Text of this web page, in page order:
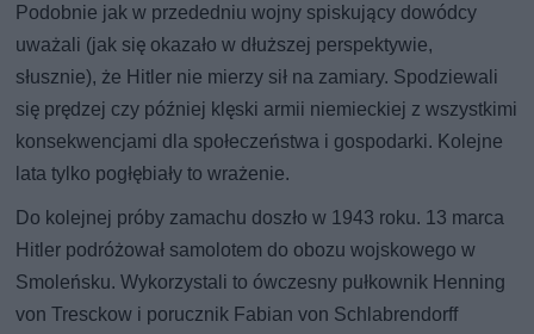
Podobnie jak w przededniu wojny spiskujący dowódcy
uważali (jak się okazało w dłuższej perspektywie,
słusznie), że Hitler nie mierzy sił na zamiary. Spodziewali
się prędzej czy później klęski armii niemieckiej z wszystkimi
konsekwencjami dla społeczeństwa i gospodarki. Kolejne
lata tylko pogłębiały to wrażenie.
Do kolejnej próby zamachu doszło w 1943 roku. 13 marca
Hitler podróżował samolotem do obozu wojskowego w
Smoleńsku. Wykorzystali to ówczesny pułkownik Henning
von Tresckow i porucznik Fabian von Schlabrendorff